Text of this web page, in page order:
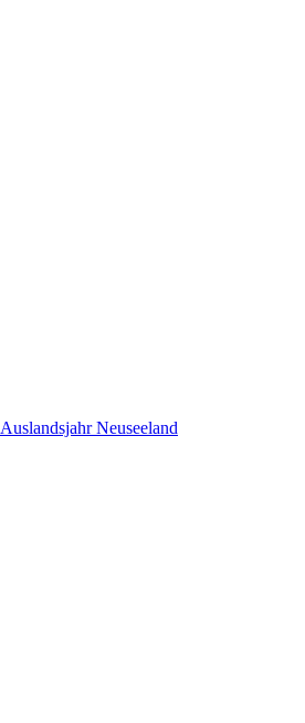
Auslandsjahr Neuseeland